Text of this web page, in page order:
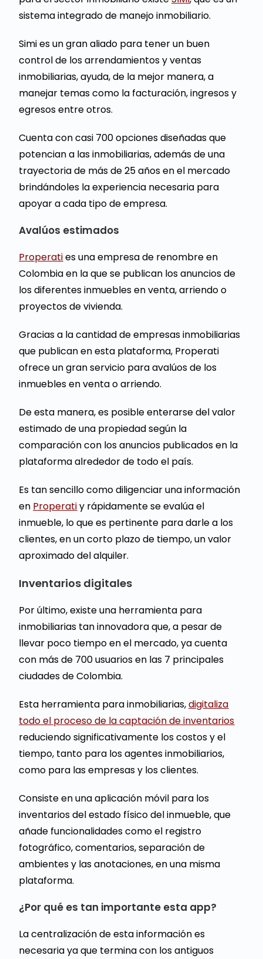
sistema integrado de manejo inmobiliario.
Simi es un gran aliado para tener un buen
control de los arrendamientos y ventas
inmobiliarias, ayuda, de la mejor manera, a
manejar temas como la facturación, ingresos y
egresos entre otros.
Cuenta con casi 700 opciones diseñadas que
potencian a las inmobiliarias, además de una
trayectoria de más de 25 años en el mercado
brindándoles la experiencia necesaria para
apoyar a cada tipo de empresa.
Avalúos estimados
Properaties una empresa de renombre en
Colombia en la que se publican los anuncios de
los diferentes inmuebles en venta, arriendo o
proyectos de vivienda.
Gracias a la cantidad de empresas inmobiliarias
que publican en esta plataforma, Properati
ofrece un gran servicio para avalúos de los
inmuebles en venta o arriendo.
De esta manera, es posible enterarse del valor
estimado de una propiedad según la
comparación con los anuncios publicados en la
plataforma alrededor de todo el país.
Es tan sencillo como diligenciar una información
en Properatiy rápidamente se evalúa el
inmueble, lo que es pertinente para darle a los
clientes, en un corto plazo de tiempo, un valor
aproximado del alquiler.
Inventarios digitales
Por último, existe una herramienta para
inmobiliarias tan innovadora que, a pesar de
llevar poco tiempo en el mercado, ya cuenta
con más de 700 usuarios en las 7 principales
ciudades de Colombia.
Esta herramienta para inmobiliarias,digitaliza
todo el proceso de la captación de inventarios
reduciendo significativamente los costos y el
tiempo, tanto para los agentes inmobiliarios,
como para las empresas y los clientes.
Consiste en una aplicación móvil para los
inventarios del estado físico del inmueble, que
añade funcionalidades como el registro
fotográfico, comentarios, separación de
ambientes y las anotaciones, en una misma
plataforma.
¿Por qué es tan importante esta app?
La centralización de esta información es
necesaria ya que termina con los antiguos